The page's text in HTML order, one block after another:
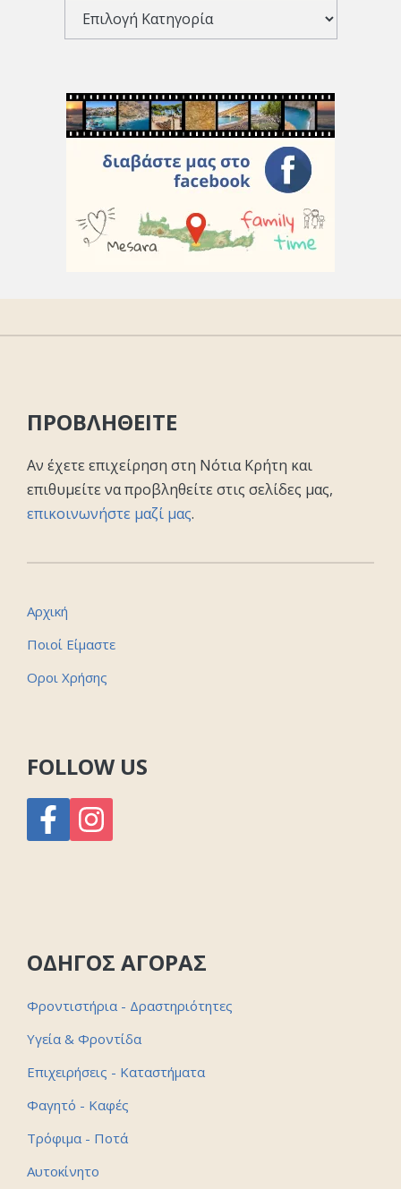
ΠΡΟΒΛΗΘΕΙΤΕ
Αν έχετε επιχείρηση στη Νότια Κρήτη και
επιθυμείτε να προβληθείτε στις σελίδες μας,
επικοινωνήστε μαζί μας.
Αρχική
Ποιοί Είμαστε
Οροι Χρήσης
FOLLOW US
ΟΔΗΓΟΣ ΑΓΟΡΑΣ
Φροντιστήρια - Δραστηριότητες
Υγεία & Φροντίδα
Επιχειρήσεις - Καταστήματα
Φαγητό - Καφές
Τρόφιμα - Ποτά
Αυτοκίνητο